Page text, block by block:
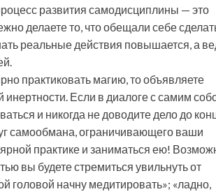
развития самодисциплины — это
делаете то, что обещали себе
реальные действия повышается, а
практиковать магию, то объявляете
Если в диалоге с самим
и никогда не доводите дело до
самообмана, ограничивающего ваши
практике и заниматься ею!
вы будете стремиться увильнуть от
головой начну медитировать»; «ладно,